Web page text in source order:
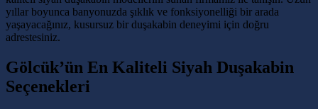
yıllar boyunca banyonuzda şıklık ve fonksiyonelliği bir arada
yaşayacağınız, kusursuz bir duşakabin deneyimi için doğru
adrestesiniz.
Gölcük’ün En Kaliteli Siyah Duşakabin
Seçenekleri